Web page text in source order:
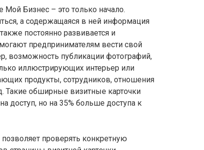
Бизнес – это только начало.
а содержащаяся в ней информация
постоянно развивается и
предпринимателям вести свой
возможность публикации фотографий,
иллюстрирующих интерьер или
продукты, сотрудников, отношения
Такие обширные визитные карточки
доступ, но на 35% больше доступа к
проверять конкретную